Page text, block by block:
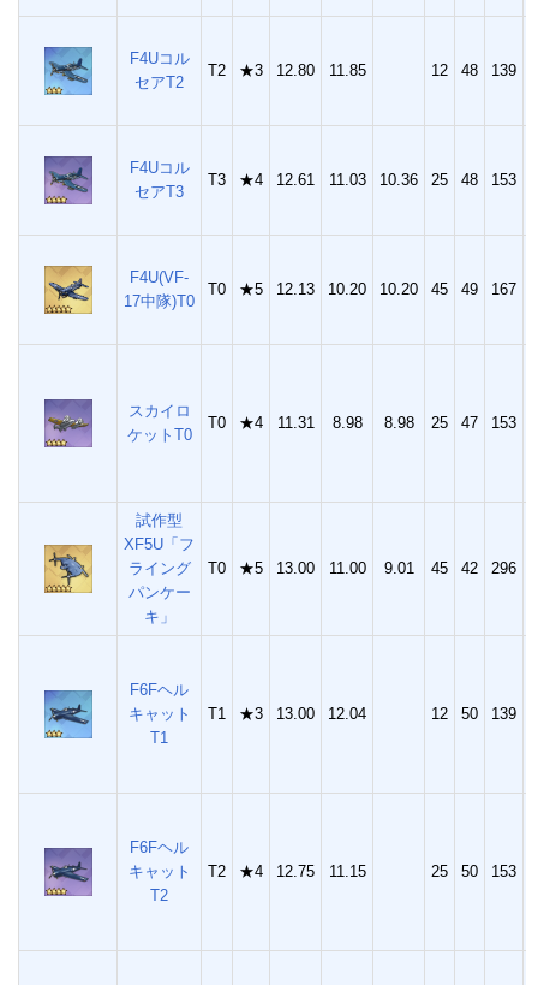
F4Uコル
セアT2
T2 ★3 12.80 11.85 12 48 139
F4Uコル
セアT3
T3 ★4 12.61 11.03 10.36 25 48 153
F4U(VF-
17中隊)T0
T0 ★5 12.13 10.20 10.20 45 49 167
スカイロ
ケットT0
T0 ★4 11.31 8.98 8.98 25 47 153
試作型
XF5U「フ
ライング
パンケー
キ」
T0 ★5 13.00 11.00 9.01 45 42 296
F6Fヘル
キャット
T1
T1 ★3 13.00 12.04 12 50 139
F6Fヘル
キャット
T2
T2 ★4 12.75 11.15 25 50 153